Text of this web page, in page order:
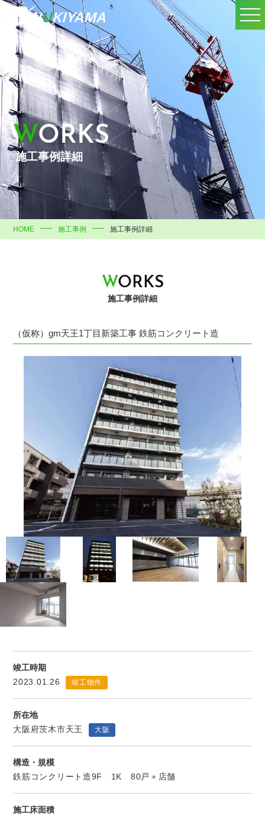
WORKS
施工事例詳細
HOME 施工事例 施工事例詳細
WORKS
施工事例詳細
（仮称）gm天王1丁目新築工事 鉄筋コンクリート造
竣工時期
2023.01.26
竣工物件
所在地
大阪府茨木市天王
大阪
構造・規模
鉄筋コンクリート造9F 1K 80戸＋店舗
施工床面積